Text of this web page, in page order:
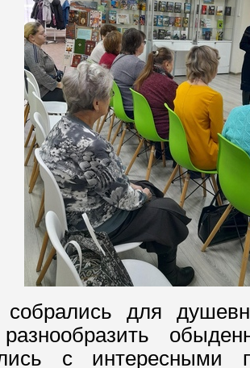
собрались для
разнообразить
с интересными